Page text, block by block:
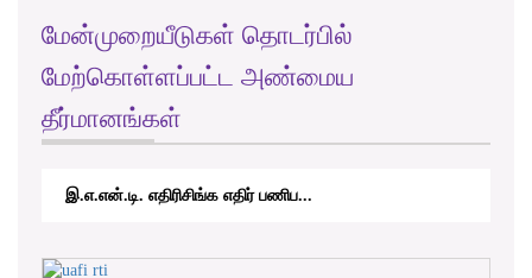
மேன்முறையீடுகள் தொடர்பில்
மேற்கொள்ளப்பட்ட அண்மைய
தீர்மானங்கள்
இ.எ.என்.டி. எதிரிசிங்க எதிர் பணிப...